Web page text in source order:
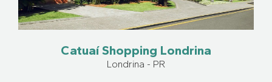
Catuaí Shopping Londrina
Londrina - PR